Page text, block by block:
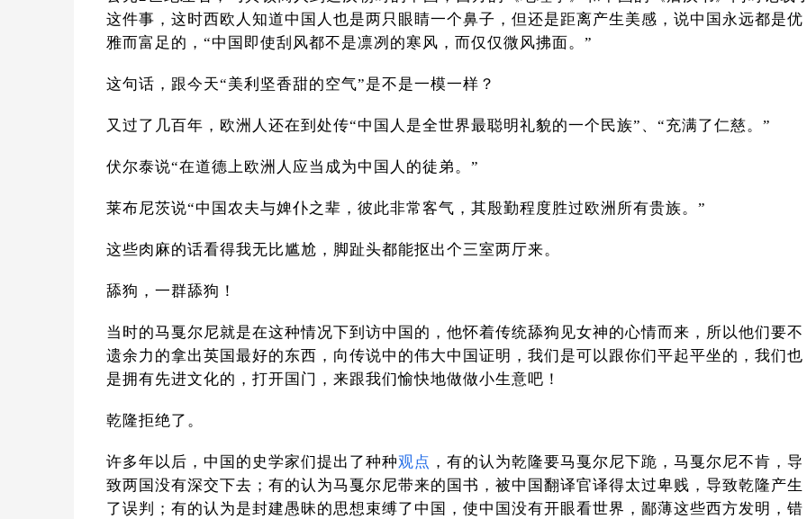
这件事，这时西欧人知道中国人也是两只眼睛一个鼻子，但还是距离产生美感，说中国永远都是优
雅而富足的，“中国即使刮风都不是凛冽的寒风，而仅仅微风拂面。”
这句话，跟今天“美利坚香甜的空气”是不是一模一样？
又过了几百年，欧洲人还在到处传“中国人是全世界最聪明礼貌的一个民族”、“充满了仁慈。”
伏尔泰说“在道德上欧洲人应当成为中国人的徒弟。”
莱布尼茨说“中国农夫与婢仆之辈，彼此非常客气，其殷勤程度胜过欧洲所有贵族。”
这些肉麻的话看得我无比尴尬，脚趾头都能抠出个三室两厅来。
舔狗，一群舔狗！
当时的马戛尔尼就是在这种情况下到访中国的，他怀着传统舔狗见女神的心情而来，所以他们要不
遗余力的拿出英国最好的东西，向传说中的伟大中国证明，我们是可以跟你们平起平坐的，我们也
是拥有先进文化的，打开国门，来跟我们愉快地做做小生意吧！
乾隆拒绝了。
许多年以后，中国的史学家们提出了种种观点 ，有的认为乾隆要马戛尔尼下跪，马戛尔尼不肯，导
致两国没有深交下去；有的认为马戛尔尼带来的国书，被中国翻译官译得太过卑贱，导致乾隆产生
了误判；有的认为是封建愚昧的思想束缚了中国，使中国没有开眼看世界，鄙薄这些西方发明，错